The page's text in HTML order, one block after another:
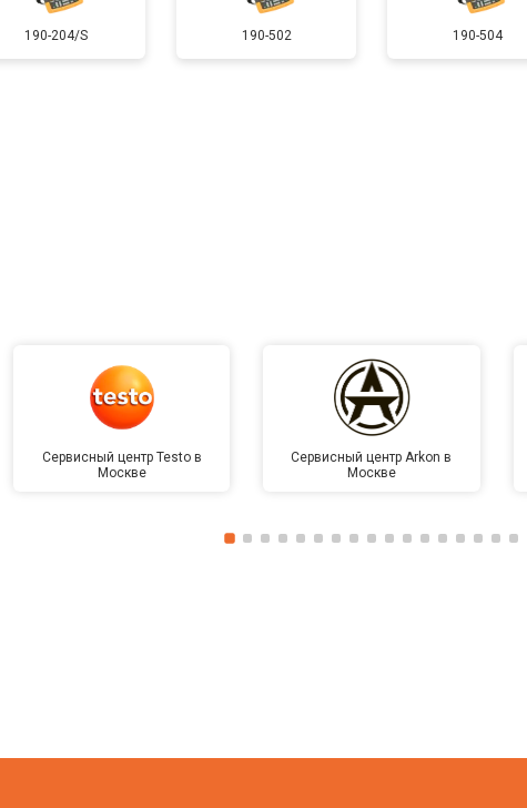
190-204/S 190-502 190-504
Сервисный центр Testo в
Москве
Сервисный центр Arkon в
Москве